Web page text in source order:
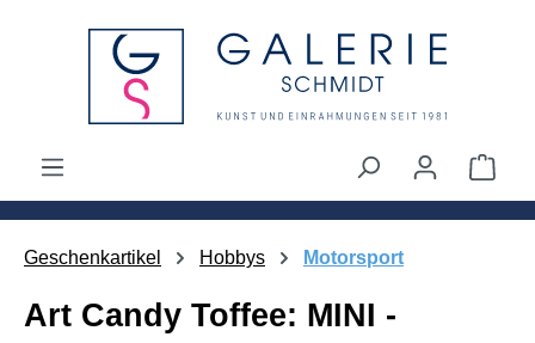
springen
Geschenkartikel Hobbys Motorsport
Art Candy Toffee: MINI -